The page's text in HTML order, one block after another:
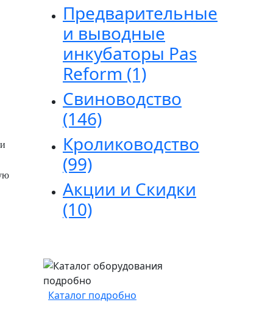
Предварительные
и выводные
инкубаторы Pas
Reform (1)
Свиноводство
(146)
Кролиководство
(99)
Акции и Скидки
(10)
Каталог подробно